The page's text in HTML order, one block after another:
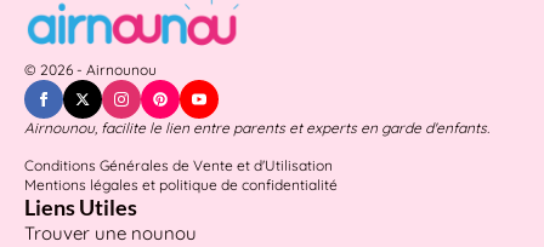
© 2026 - Airnounou
Airnounou, facilite le lien entre parents et experts en garde d'enfants.
Conditions Générales de Vente et d'Utilisation
Mentions légales et politique de confidentialité
Liens Utiles
Trouver une nounou